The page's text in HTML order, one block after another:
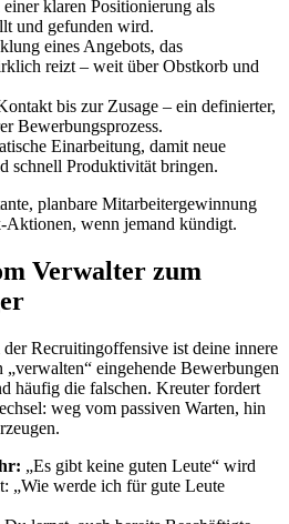
klaren Positionierung als
und gefunden wird.
eines Angebots, das
reizt – weit über Obstkorb und
bis zur Zusage – ein definierter,
Bewerbungsprozess.
Einarbeitung, damit neue
schnell Produktivität bringen.
planbare Mitarbeitergewinnung
Aktionen, wenn jemand kündigt.
Verwalter zum
Recruitingoffensive ist deine innere
eingehende Bewerbungen
häufig die falschen. Kreuter fordert
weg vom passiven Warten, hin
„Es gibt keine guten Leute“ wird
„Wie werde ich für gute Leute